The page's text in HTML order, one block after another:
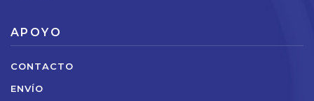
APOYO
CONTACTO
ENVÍO